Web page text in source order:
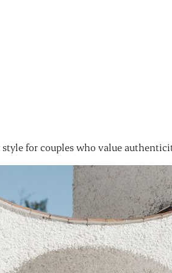
for couples who value authenticity